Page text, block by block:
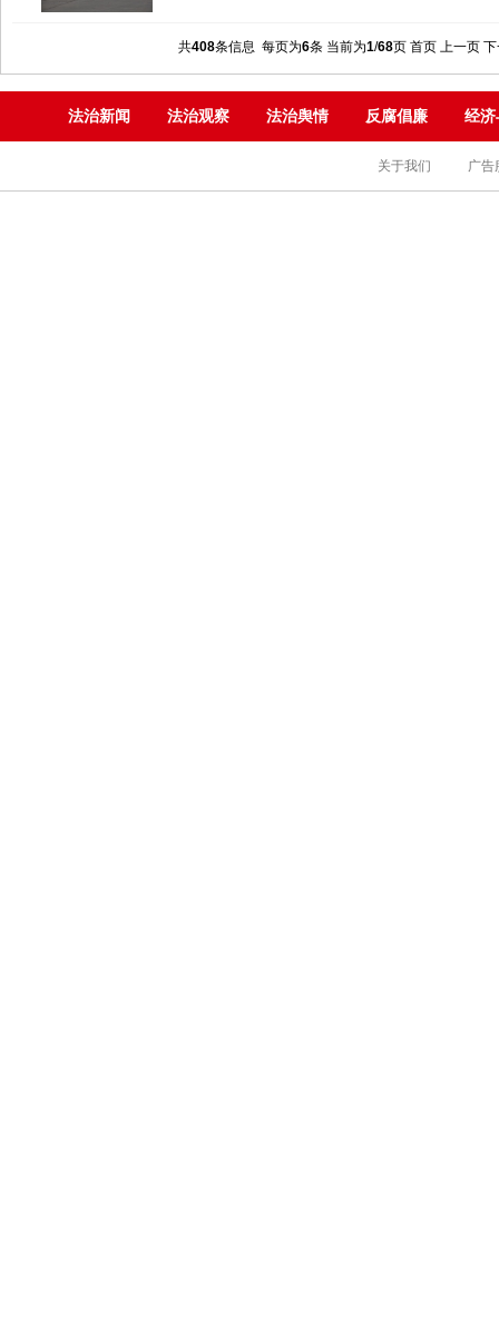
共408条信息 每页为6条 当前为1/68页首页 上一页
法治新闻 法治观察 法治舆情 反腐倡廉 经
关于我们 广告